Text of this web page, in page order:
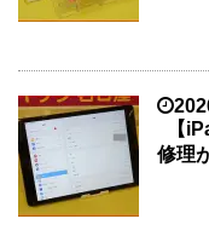
【
修理